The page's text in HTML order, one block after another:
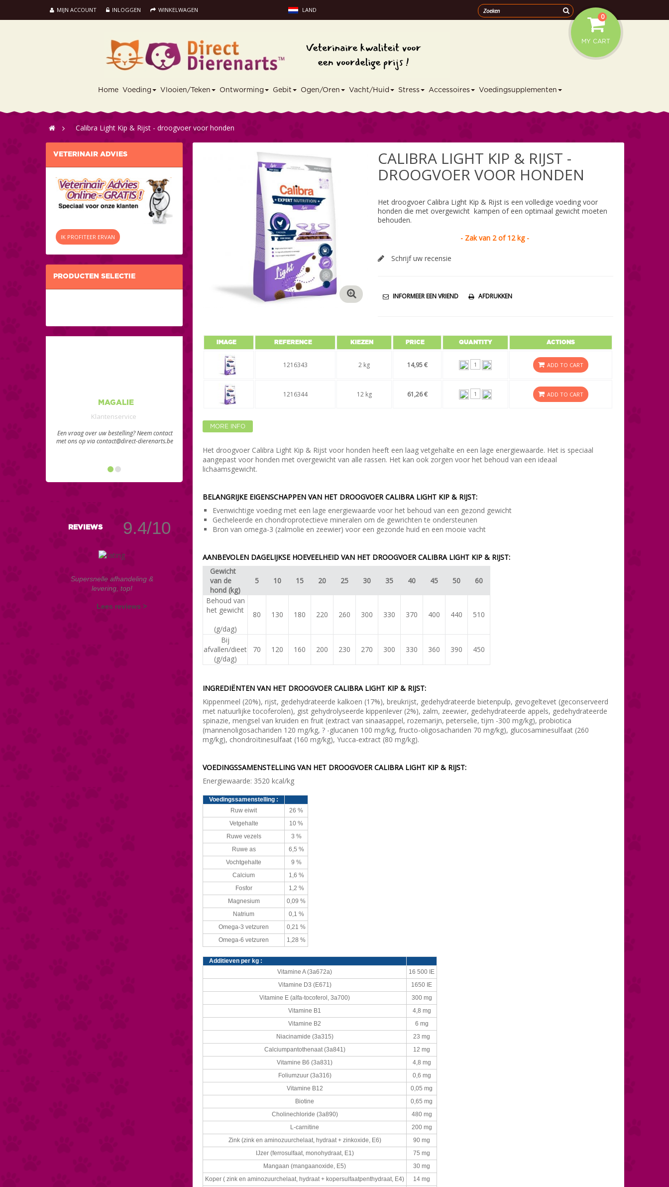
MIJN ACCOUNT INLOGGEN WINKELWAGEN LAND
MY CART
0
Home Voeding Vlooien/Teken Ontworming Gebit Ogen/Oren Vacht/Huid Stress Accessoires Voedingsupplementen
> Calibra Light Kip & Rijst - droogvoer voor honden
VETERINAIR ADVIES
IK PROFITEER ERVAN
PRODUCTEN SELECTIE
MAGALIE
Klantenservice
Een vraag over uw bestelling? Neem contact
met ons op via contact@direct-dierenarts.be
REVIEWS 9.4/10
Supersnelle afhandeling &
levering, top!
Lees reviews >
CALIBRA LIGHT KIP & RIJST -
DROOGVOER VOOR HONDEN
Het droogvoer Calibra Light Kip & Rijst is een volledige voeding voor
honden die met overgewicht kampen of een optimaal gewicht moeten
behouden.
- Zak van 2 of 12 kg -
Schrijf uw recensie
INFORMEER EEN VRIEND AFDRUKKEN
IMAGE REFERENCE KIEZEN PRICE QUANTITY ACTIONS
1216343 2 kg 14,95 € ADD TO CART
1216344 12 kg 61,26 € ADD TO CART
MORE INFO
Het droogvoer Calibra Light Kip & Rijst voor honden heeft een laag vetgehalte en een lage energiewaarde. Het is speciaal
aangepast voor honden met overgewicht van alle rassen. Het kan ook zorgen voor het behoud van een ideaal
lichaamsgewicht.
BELANGRIJKE EIGENSCHAPPEN VAN HET DROOGVOER CALIBRA LIGHT KIP & RIJST:
Evenwichtige voeding met een lage energiewaarde voor het behoud van een gezond gewicht
Gecheleerde en chondroprotectieve mineralen om de gewrichten te ondersteunen
Bron van omega-3 (zalmolie en zeewier) voor een gezonde huid en een mooie vacht
AANBEVOLEN DAGELIJKSE HOEVEELHEID VAN HET DROOGVOER CALIBRA LIGHT KIP & RIJST:
Gewicht
van de
hond (kg)
5 10 15 20 25 30 35 40 45 50 60
Behoud van
het gewicht
(g/dag)
80 130 180 220 260 300 330 370 400 440 510
Bij
afvallen/dieet
(g/dag)
70 120 160 200 230 270 300 330 360 390 450
INGREDIËNTEN VAN HET DROOGVOER CALIBRA LIGHT KIP & RIJST:
Kippenmeel (20%), rijst, gedehydrateerde kalkoen (17%), breukrijst, gedehydrateerde bietenpulp, gevogeltevet (geconserveerd
met natuurlijke tocoferolen), gist gehydrolyseerde kippenlever (2%), zalm, zeewier, gedehydrateerde appels, gedehydrateerde
spinazie, mengsel van kruiden en fruit (extract van sinaasappel, rozemarijn, peterselie, tijm -300 mg/kg), probiotica
(mannenoligosachariden 120 mg/kg, ? -glucanen 100 mg/kg, fructo-oligosachariden 70 mg/kg), glucosaminesulfaat (260
mg/kg), chondroïtinesulfaat (160 mg/kg), Yucca-extract (80 mg/kg).
VOEDINGSSAMENSTELLING VAN HET DROOGVOER CALIBRA LIGHT KIP & RIJST:
Energiewaarde: 3520 kcal/kg
Voedingssamenstelling :
Ruw eiwit
26 %
Vetgehalte
10 %
Ruwe vezels
3 %
Ruwe as
6,5 %
Vochtgehalte
9 %
Calcium
1,6 %
Fosfor
1,2 %
Magnesium
0,09 %
Natrium
0,1 %
Omega-3 vetzuren
0,21 %
Omega-6 vetzuren
1,28 %
Additieven per kg :
Vitamine A (3a672a)
16 500 IE
Vitamine D3 (E671)
1650 IE
Vitamine E (alfa-tocoferol , 3a700)
300 mg
Vitamine B1
4,8 mg
Vitamine B2
6 mg
Niacinamide (3a315)
23 mg
Calciumpantothenaat(3a841)
12 mg
Vitamine B6 (3a831)
4,8 mg
Foliumzuur (3a316)
0,6 mg
Vitamine B12
0,05 mg
Biotine
0,65 mg
Cholinechloride (3a890)
480 mg
L-carnitine
200 mg
Zink (zink en aminozuurchelaat, hydraat + zinkoxide,E6)
90 mg
IJzer (ferrosulfaat, monohydraat,E1)
75 mg
Mangaan (mangaanoxide, E5)
30 mg
Koper ( zink en aminozuurchelaat, hydraat + kopersulfaatpenthydraat, E4)
14 mg